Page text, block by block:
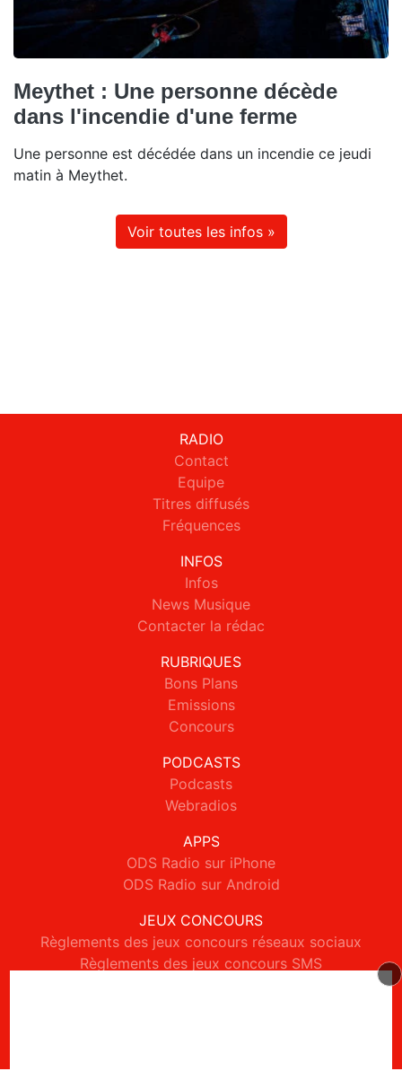
Meythet : Une personne décède
dans l'incendie d'une ferme
Une personne est décédée dans un incendie ce jeudi
matin à Meythet.
Voir toutes les infos »
RADIO
Contact
Equipe
Titres diffusés
Fréquences
INFOS
Infos
News Musique
Contacter la rédac
RUBRIQUES
Bons Plans
Emissions
Concours
PODCASTS
Podcasts
Webradios
APPS
ODS Radio sur iPhone
ODS Radio sur Android
JEUX CONCOURS
Règlements des jeux concours réseaux sociaux
Règlements des jeux concours SMS